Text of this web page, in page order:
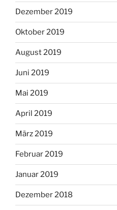
Dezember 2019
Oktober 2019
August 2019
Juni 2019
Mai 2019
April 2019
März 2019
Februar 2019
Januar 2019
Dezember 2018